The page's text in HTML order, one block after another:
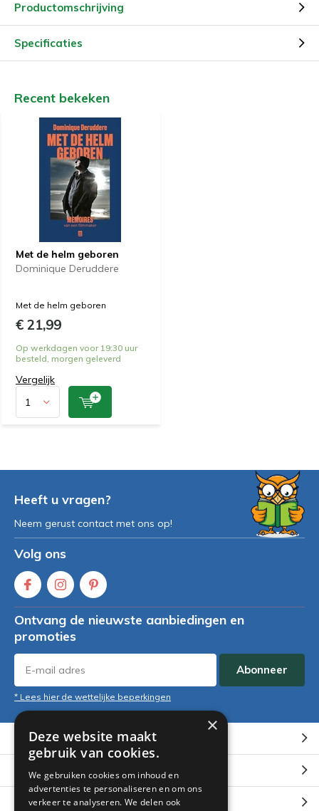
Productomschrijving
Specificaties
Recent bekeken
Met de helm geboren
Dominique Deruddere
Met de helm geboren
€ 21,99
Op werkdagen voor 19:30 uur
besteld, morgen geleverd
Vergelijk
Heeft u vragen?
Neem gerust contact met ons op!
Volg ons
Ontvang de nieuwste aanbiedingen en
promoties
Abonneer
* Lees hier de wettelijke beperkingen
Klantenservice
Mijn account
Categorieën
×
Deze website maakt
gebruik van cookies.
We gebruiken cookies om inhoud en
advertenties te personaliseren en om ons
verkeer te analyseren. We delen ook